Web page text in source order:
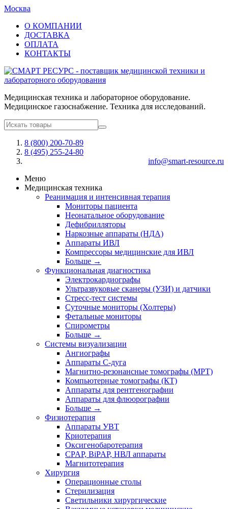
Москва
О КОМПАНИИ
ДОСТАВКА
ОПЛАТА
КОНТАКТЫ
Медицинская техника и лабораторное оборудование.
Медицинское газоснабжение. Техника для исследований.
8 (800) 200-70-89
8 (495) 255-24-80
info@smart-resource.ru
Меню
Медицинская техника
Реанимация и интенсивная терапия
Мониторы пациента
Неонатальное оборудование
Дефибрилляторы
Наркозные аппараты (НДА)
Аппараты ИВЛ
Компрессоры медицинские для ИВЛ
Больше →
Функциональная диагностика
Электрокардиографы
Ультразвуковые сканеры (УЗИ) и датчики
Стресс-тест системы
Суточные мониторы (Холтеры)
Фетальные мониторы
Спирометры
Больше →
Системы визуализации
Ангиографы
Аппараты C-дуга
Магнитно-резонансные томографы (МРТ)
Компьютерные томографы (КТ)
Аппараты для рентгенографии
Аппараты для флюорографии
Больше →
Физиотерапия
Аппараты УВТ
Криотерапия
Оксигенобаротерапия
CPAP, BiPAP, НВЛ аппараты
Магнитотерапия
Хирургия
Операционные столы
Стерилизация
Светильники хирургические